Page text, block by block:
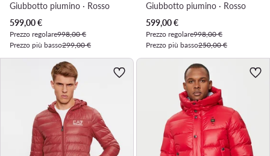
Giubbotto piumino · Rosso
Prezzo attuale
599,00€
Prezzo regolare998,00 €
Prezzo più basso299,00 €
Giubbotto piumino · Rosso
Prezzo attuale
599,00€
Prezzo regolare998,00 €
Prezzo più basso250,00 €